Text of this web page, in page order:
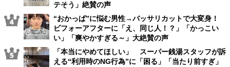
テそう」絶賛の声
“おかっぱ”に悩む男性→バッサリカットで大変身！
ビフォーアフターに「え、同じ人！？」「かっこい
い」「爽やかすぎる～」大絶賛の声
「本当にやめてほしい」 スーパー銭湯スタッフが訴
える“利用時のNG行為”に「困る」「当たり前すぎ」